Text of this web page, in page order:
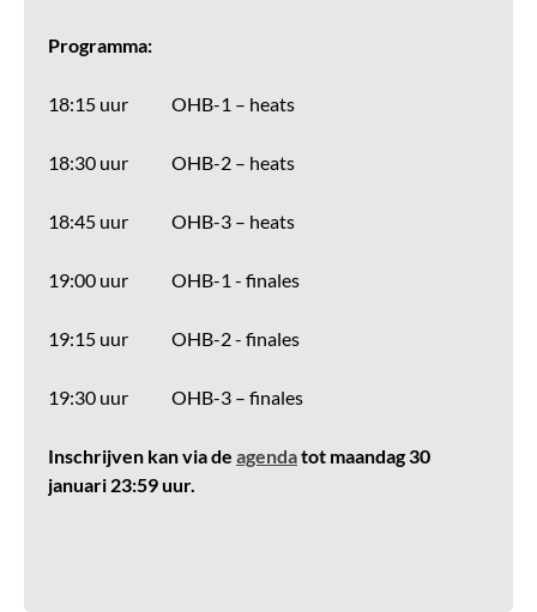
Programma:
18:15 uur OHB-1 – heats
18:30 uur OHB-2 – heats
18:45 uur OHB-3 – heats
19:00 uur OHB-1 - finales
19:15 uur OHB-2 - finales
19:30 uur OHB-3 – finales
Inschrijven kan via de agendatot maandag 30
januari 23:59 uur.